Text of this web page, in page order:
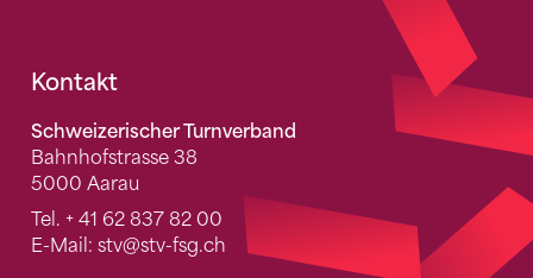
Fusszeile
Kontakt
Schweizerischer Turnverband
Bahnhofstrasse 38
5000 Aarau
Tel. + 41 62 837 82 00
E-Mail: stv@stv-fsg.ch